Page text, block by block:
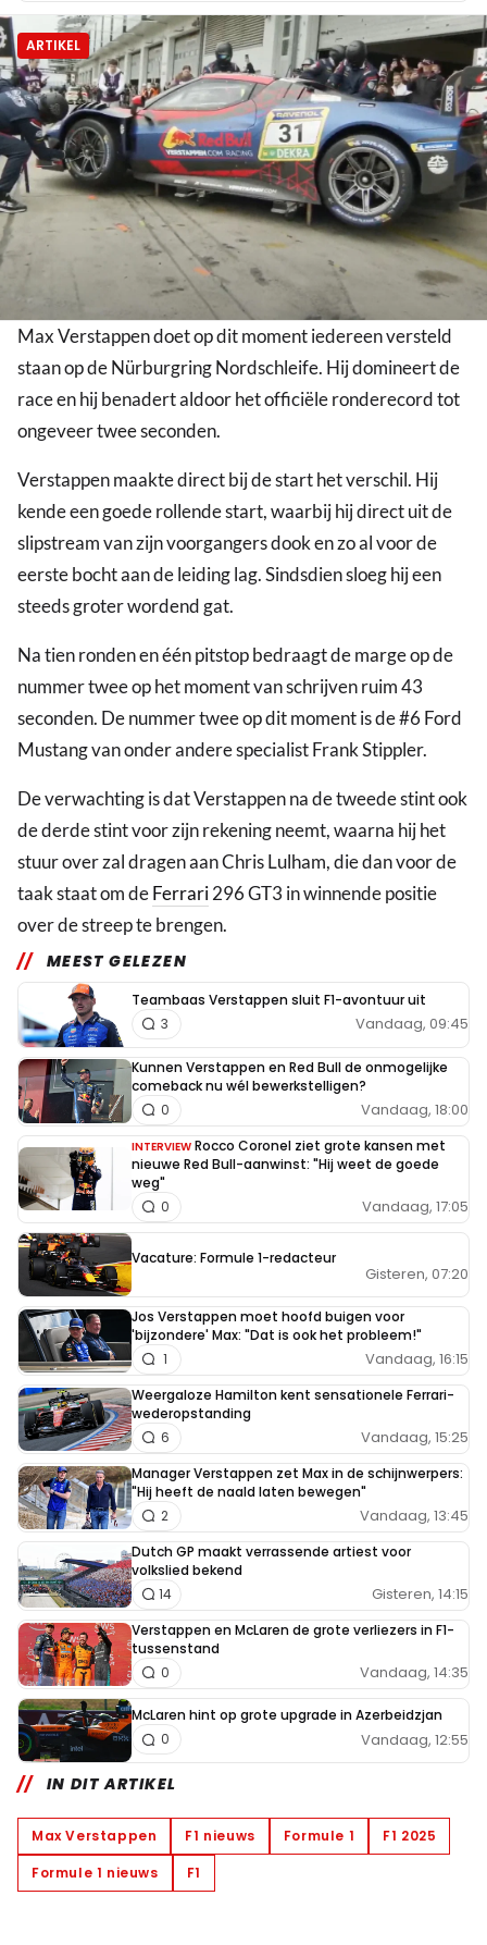
ARTIKEL
Max Verstappen doet op dit moment iedereen versteld
staan op de Nürburgring Nordschleife. Hij domineert de
race en hij benadert aldoor het officiële ronderecord tot
ongeveer twee seconden.
Verstappen maakte direct bij de start het verschil. Hij
kende een goede rollende start, waarbij hij direct uit de
slipstream van zijn voorgangers dook en zo al voor de
eerste bocht aan de leiding lag. Sindsdien sloeg hij een
steeds groter wordend gat.
Na tien ronden en één pitstop bedraagt de marge op de
nummer twee op het moment van schrijven ruim 43
seconden. De nummer twee op dit moment is de #6 Ford
Mustang van onder andere specialist Frank Stippler.
De verwachting is dat Verstappen na de tweede stint ook
de derde stint voor zijn rekening neemt, waarna hij het
stuur over zal dragen aan Chris Lulham, die dan voor de
taak staat om deFerrari296 GT3 in winnende positie
over de streep te brengen.
MEEST GELEZEN
Teambaas Verstappen sluit F1-avontuur uit
Vandaag, 09:45
3
Kunnen Verstappen en Red Bull de onmogelijke
comeback nu wél bewerkstelligen?
Vandaag, 18:00
0
INTERVIEW Rocco Coronel ziet grote kansen met
nieuwe Red Bull-aanwinst: "Hij weet de goede
weg"
Vandaag, 17:05
0
Vacature: Formule 1-redacteur
Gisteren, 07:20
Jos Verstappen moet hoofd buigen voor
'bijzondere' Max: "Dat is ook het probleem!"
Vandaag, 16:15
1
Weergaloze Hamilton kent sensationele Ferrari-
wederopstanding
Vandaag, 15:25
6
Manager Verstappen zet Max in de schijnwerpers:
"Hij heeft de naald laten bewegen"
Vandaag, 13:45
2
Dutch GP maakt verrassende artiest voor
volkslied bekend
Gisteren, 14:15
14
Verstappen en McLaren de grote verliezers in F1-
tussenstand
Vandaag, 14:35
0
McLaren hint op grote upgrade in Azerbeidzjan
Vandaag, 12:55
0
IN DIT ARTIKEL
Max Verstappen F1 nieuws Formule 1
F1 2025
Formule 1 nieuws
F1